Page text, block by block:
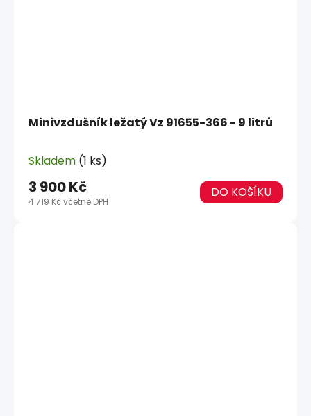
Minivzdušník ležatý Vz 91655-366 - 9 litrů
Skladem (1 ks)
4 719 Kč včetně DPH
3 900 Kč DO KOŠÍKU